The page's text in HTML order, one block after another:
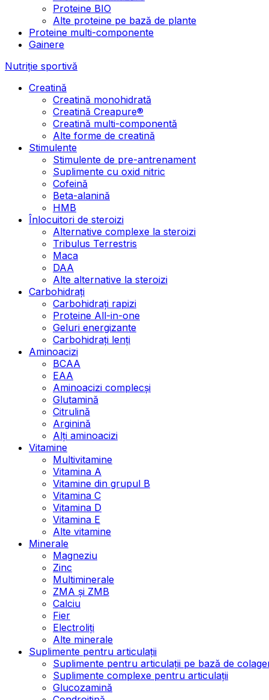
Proteine BIO
Alte proteine pe bază de plante
Proteine multi-componente
Gainere
Nutriție sportivă
Creatină
Creatină monohidrată
Creatină Creapure®
Creatină multi-componentă
Alte forme de creatină
Stimulente
Stimulente de pre-antrenament
Suplimente cu oxid nitric
Cofeină
Beta-alanină
HMB
Înlocuitori de steroizi
Alternative complexe la steroizi
Tribulus Terrestris
Maca
DAA
Alte alternative la steroizi
Carbohidrați
Carbohidrați rapizi
Proteine All-in-one
Geluri energizante
Carbohidrați lenți
Aminoacizi
BCAA
EAA
Aminoacizi complecși
Glutamină
Citrulină
Arginină
Alți aminoacizi
Vitamine
Multivitamine
Vitamina A
Vitamine din grupul B
Vitamina C
Vitamina D
Vitamina E
Alte vitamine
Minerale
Magneziu
Zinc
Multiminerale
ZMA și ZMB
Calciu
Fier
Electroliți
Alte minerale
Suplimente pentru articulații
Suplimente pentru articulații pe bază de
Suplimente complexe pentru articulații
Glucozamină